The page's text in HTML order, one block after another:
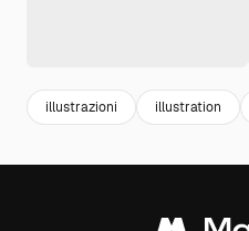
illustrazioni illustration